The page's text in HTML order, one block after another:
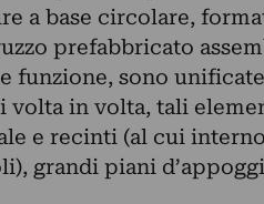
a base circolare,
prefabbricato
funzione, sono unificate
volta in volta, tali
e recinti (al cui
grandi piani